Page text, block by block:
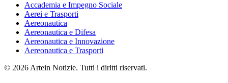
Accademia e Impegno Sociale
Aerei e Trasporti
Aereonautica
Aereonautica e Difesa
Aereonautica e Innovazione
Aereonautica e Trasporti
© 2026 Artein Notizie. Tutti i diritti riservati.